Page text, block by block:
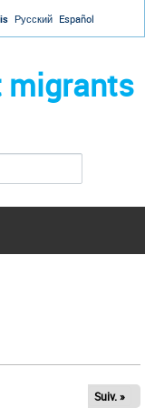
Русский Español
migrants
Suiv. »